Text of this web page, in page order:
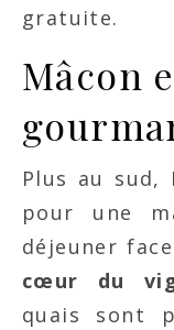
gratuite.
Mâcon
Plus au
pour une
déjeuner
cœur du
quais sont